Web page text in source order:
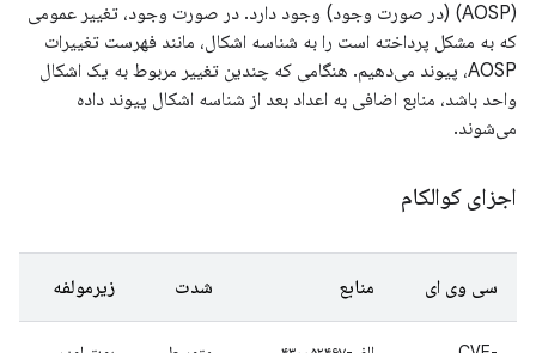
(AOSP) (در صورت وجود) وجود دارد. در صورت وجود، تغییر عمومی
که به مشکل پرداخته است را به شناسه اشکال، مانند فهرست تغییرات
AOSP، پیوند می‌دهیم. هنگامی که چندین تغییر مربوط به یک اشکال
واحد باشد، منابع اضافی به اعداد بعد از شناسه اشکال پیوند داده
می‌شوند.
اجزای کوالکام
سی وی ای منابع شدت زیرمولفه